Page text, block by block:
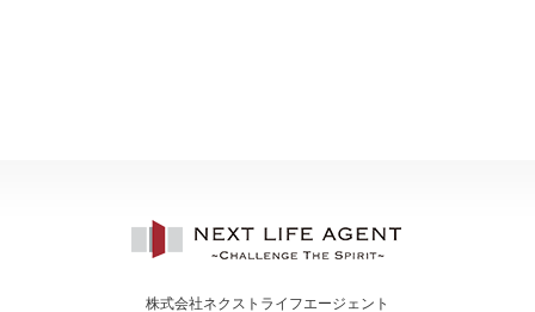
株式会社ネクストライフエージェント